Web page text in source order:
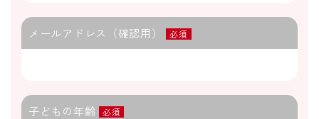
メールアドレス（確認用） 必須
子どもの年齢 必須